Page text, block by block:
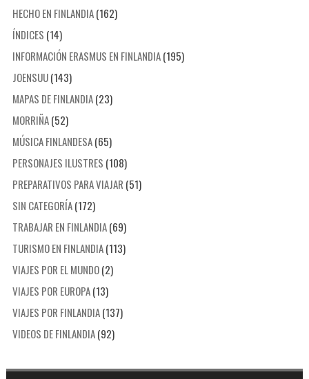
HECHO EN FINLANDIA(162)
ÍNDICES (14)
INFORMACIÓN ERASMUS EN FINLANDIA(195)
JOENSUU(143)
MAPAS DE FINLANDIA(23)
MORRIÑA(52)
MÚSICA FINLANDESA(65)
PERSONAJES ILUSTRES (108)
PREPARATIVOS PARA VIAJAR (51)
SIN CATEGORÍA(172)
TRABAJAR EN FINLANDIA(69)
TURISMO EN FINLANDIA(113)
VIAJES POR EL MUNDO(2)
VIAJES POR EUROPA(13)
VIAJES POR FINLANDIA(137)
VIDEOS DE FINLANDIA(92)